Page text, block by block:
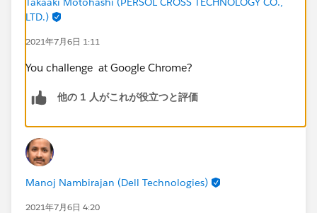
LTD.)
2021年7月6日 1:11
You challenge at Google Chrome?
他の 1 人がこれが役立つと評価
Manoj Nambirajan (Dell Technologies)
2021年7月6日 4:20